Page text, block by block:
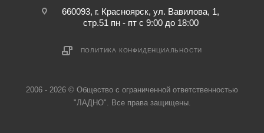
660093, г. Красноярск, ул. Вавилова, 1,
стр.51 пн - пт с 9:00 до 18:00
ПОЛИТИКА КОНФИДЕНЦИАЛЬНОСТИ
2006 - 2026 © Общество с ограниченной ответственностью
"ЛАДНО". Все права защищены.